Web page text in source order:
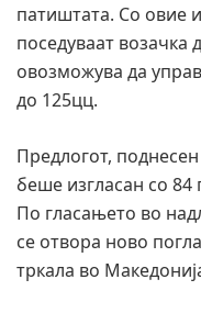
патиштата. Со овие
поседуваат возачка
овозможува да
до 125цц.
Предлогот,
беше изгласан со 84
По гласањето во
се отвора ново
тркала во